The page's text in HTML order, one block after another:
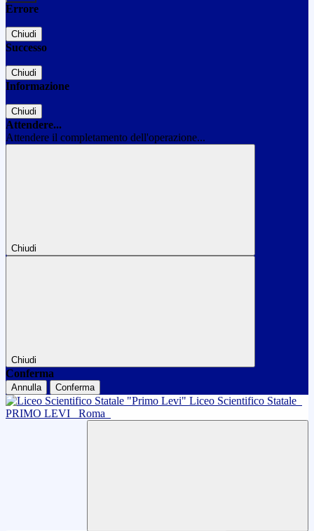
Errore
Chiudi
Successo
Chiudi
Informazione
Chiudi
Attendere...
Attendere il completamento dell'operazione...
Chiudi
Chiudi
Conferma
Annulla Conferma
Liceo Scientifico Statale
PRIMO LEVI
Roma